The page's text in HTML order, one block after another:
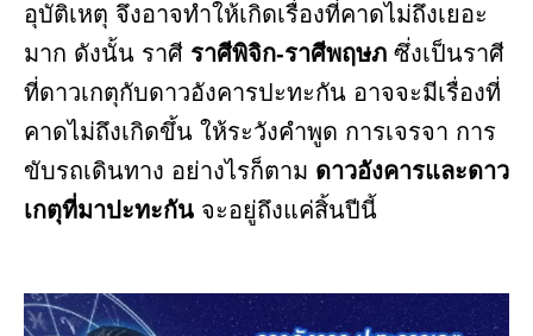
อุบัติเหตุ จึงอาจทำให้เกิดเรื่องที่คาดไม่ถึงเยอะ
มาก ดังนั้น ราศี ราศีพิจิก-ราศีพฤษภ ซึ่งเป็นราศี
ที่ดาวเกตุกับดาวอังคารปะทะกัน อาจจะมีเรื่องที่
คาดไม่ถึงเกิดขึ้น ให้ระวังคำพูด การเจรจา การ
ขับรถเดินทาง อย่างไรก็ตาม ดาวอังคารและดาว
เกตุที่มาปะทะกัน จะอยู่ถึงแค่สิ้นปีนี้